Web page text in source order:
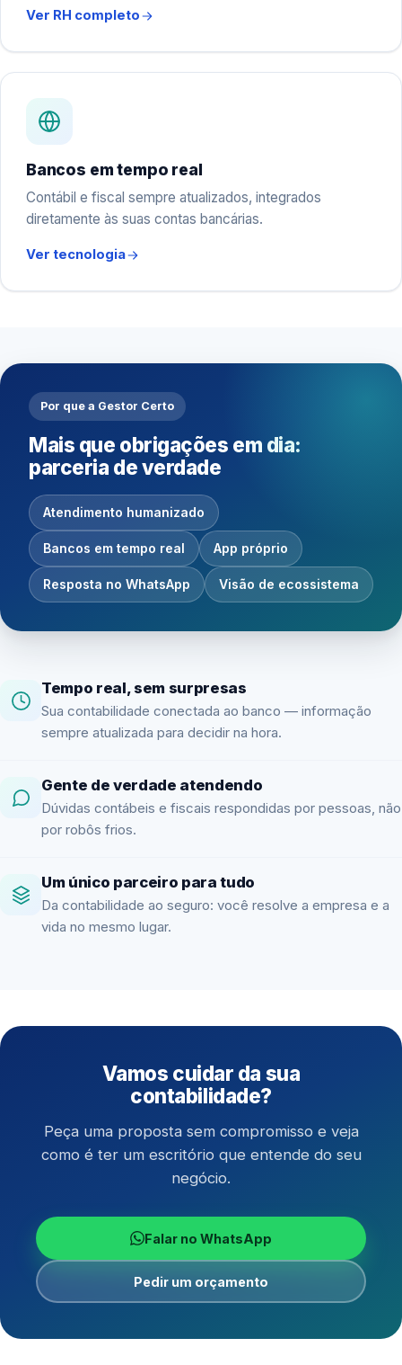
Ver RH completo
Bancos em tempo real
Contábil e fiscal sempre atualizados, integrados
diretamente às suas contas bancárias.
Ver tecnologia
Por que a Gestor Certo
Mais que obrigações em dia:
parceria de verdade
Atendimento humanizado
Bancos em tempo real App próprio
Resposta no WhatsApp Visão de ecossistema
Tempo real, sem surpresas
Sua contabilidade conectada ao banco — informação
sempre atualizada para decidir na hora.
Gente de verdade atendendo
Dúvidas contábeis e fiscais respondidas por pessoas, não
por robôs frios.
Um único parceiro para tudo
Da contabilidade ao seguro: você resolve a empresa e a
vida no mesmo lugar.
Vamos cuidar da sua
contabilidade?
Peça uma proposta sem compromisso e veja
como é ter um escritório que entende do seu
negócio.
Falar no WhatsApp
Pedir um orçamento